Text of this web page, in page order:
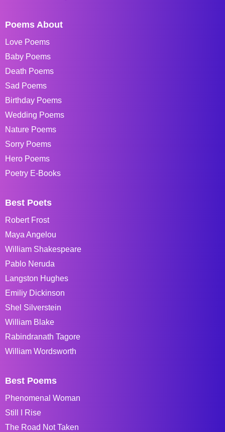
Poems About
Love Poems
Baby Poems
Death Poems
Sad Poems
Birthday Poems
Wedding Poems
Nature Poems
Sorry Poems
Hero Poems
Poetry E-Books
Best Poets
Robert Frost
Maya Angelou
William Shakespeare
Pablo Neruda
Langston Hughes
Emiliy Dickinson
Shel Silverstein
William Blake
Rabindranath Tagore
William Wordsworth
Best Poems
Phenomenal Woman
Still I Rise
The Road Not Taken